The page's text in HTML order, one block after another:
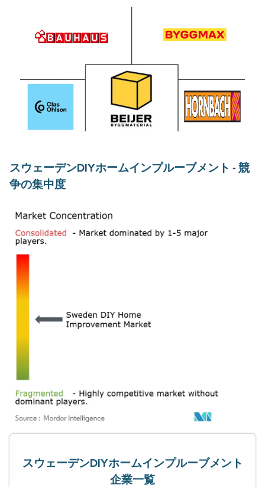
スウェーデンDIYホームインプルーブメント - 競
争の集中度
スウェーデンDIYホームインプルーブメント
企業一覧